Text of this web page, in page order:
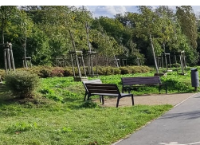
Kliknij, aby powiększyć